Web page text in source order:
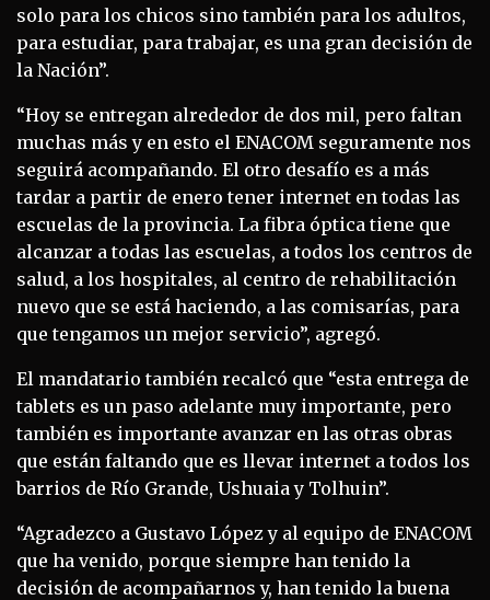
solo para los chicos sino también para los adultos,
para estudiar, para trabajar, es una gran decisión de
la Nación”.
“Hoy se entregan alrededor de dos mil, pero faltan
muchas más y en esto el ENACOM seguramente nos
seguirá acompañando. El otro desafío es a más
tardar a partir de enero tener internet en todas las
escuelas de la provincia. La fibra óptica tiene que
alcanzar a todas las escuelas, a todos los centros de
salud, a los hospitales, al centro de rehabilitación
nuevo que se está haciendo, a las comisarías, para
que tengamos un mejor servicio”, agregó.
El mandatario también recalcó que “esta entrega de
tablets es un paso adelante muy importante, pero
también es importante avanzar en las otras obras
que están faltando que es llevar internet a todos los
barrios de Río Grande, Ushuaia y Tolhuin”.
“Agradezco a Gustavo López y al equipo de ENACOM
que ha venido, porque siempre han tenido la
decisión de acompañarnos y, han tenido la buena